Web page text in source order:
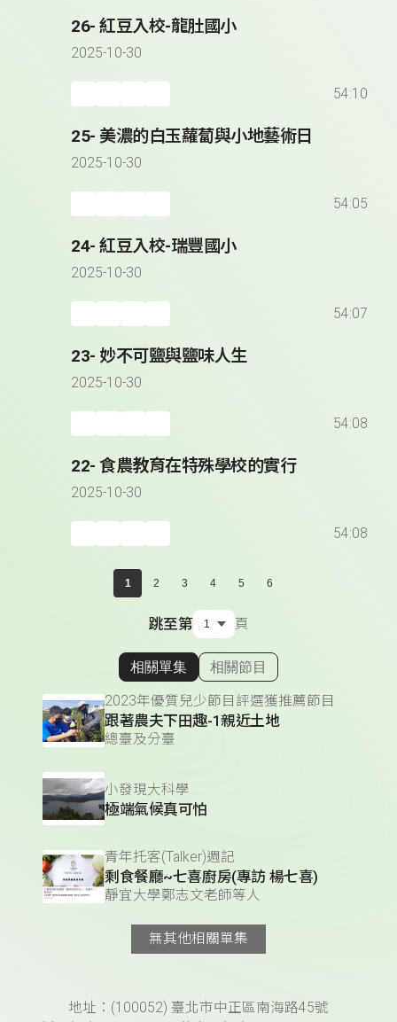
26- 紅豆入校-龍肚國小
2025-10-30
54:10
25- 美濃的白玉蘿蔔與小地藝術日
2025-10-30
54:05
24- 紅豆入校-瑞豐國小
2025-10-30
54:07
23- 妙不可鹽與鹽味人生
2025-10-30
54:08
22- 食農教育在特殊學校的實行
2025-10-30
54:08
1 2 3 4 5 6
跳至第 頁
顯示相關單集
相關單集 相關節目
2023年優質兒少節目評選獲推薦節目
跟著農夫下田趣-1親近土地
總臺及分臺
小發現大科學
極端氣候真可怕
青年托客(Talker)週記
剩食餐廳~七喜廚房(專訪 楊七喜)
靜宜大學鄭志文老師等人
無其他相關單集
頁尾資訊地址：(100052) 臺北市中正區南海路45號